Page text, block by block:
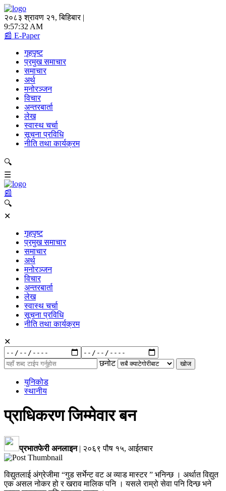
२०८३ श्रावण २१, बिहिबार |
9:57:32 AM
📰 E-Paper
गृहपृष्ट
प्रमुख समाचार
समाचार
अर्थ
मनोरञ्जन
विचार
अन्तरबार्ता
लेख
स्वास्थ चर्चा
सूचना प्रविधि
नीति तथा कार्यक्रम
🔍
☰
📰
🔍
✕
गृहपृष्ट
प्रमुख समाचार
समाचार
अर्थ
मनोरञ्जन
विचार
अन्तरबार्ता
लेख
स्वास्थ चर्चा
सूचना प्रविधि
नीति तथा कार्यक्रम
✕
अनुसार:
छनोट
युनिकोड
स्थानीय
प्राधिकरण जिम्मेवार बन
प्रभातफेरी अनलाइन| २०६९ पौष १५, आईतबार
विद्युतलाई अंग्रेजीमा “गुड सर्भेन्ट वट अ व्याड मास्टर ” भनिन्छ । अर्थात विद्युत
एक असल नोकर हो र खराव मालिक पनि । यसले राम्रो सेवा पनि दिन्छ भने